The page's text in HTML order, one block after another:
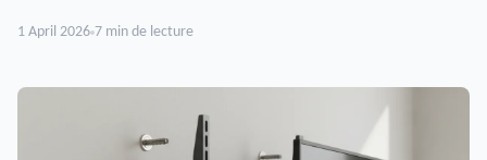
1 April 2026 7 min de lecture